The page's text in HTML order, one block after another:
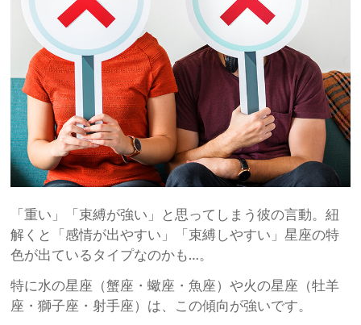
「重い」「束縛が強い」と思ってしまう彼の言動。紐
解くと「感情が出やすい」「束縛しやすい」星座の特
色が出ているタイプなのかも…。
特に水の星座（蟹座・蠍座・魚座）や火の星座（牡羊
座・獅子座・射手座）は、この傾向が強いです。